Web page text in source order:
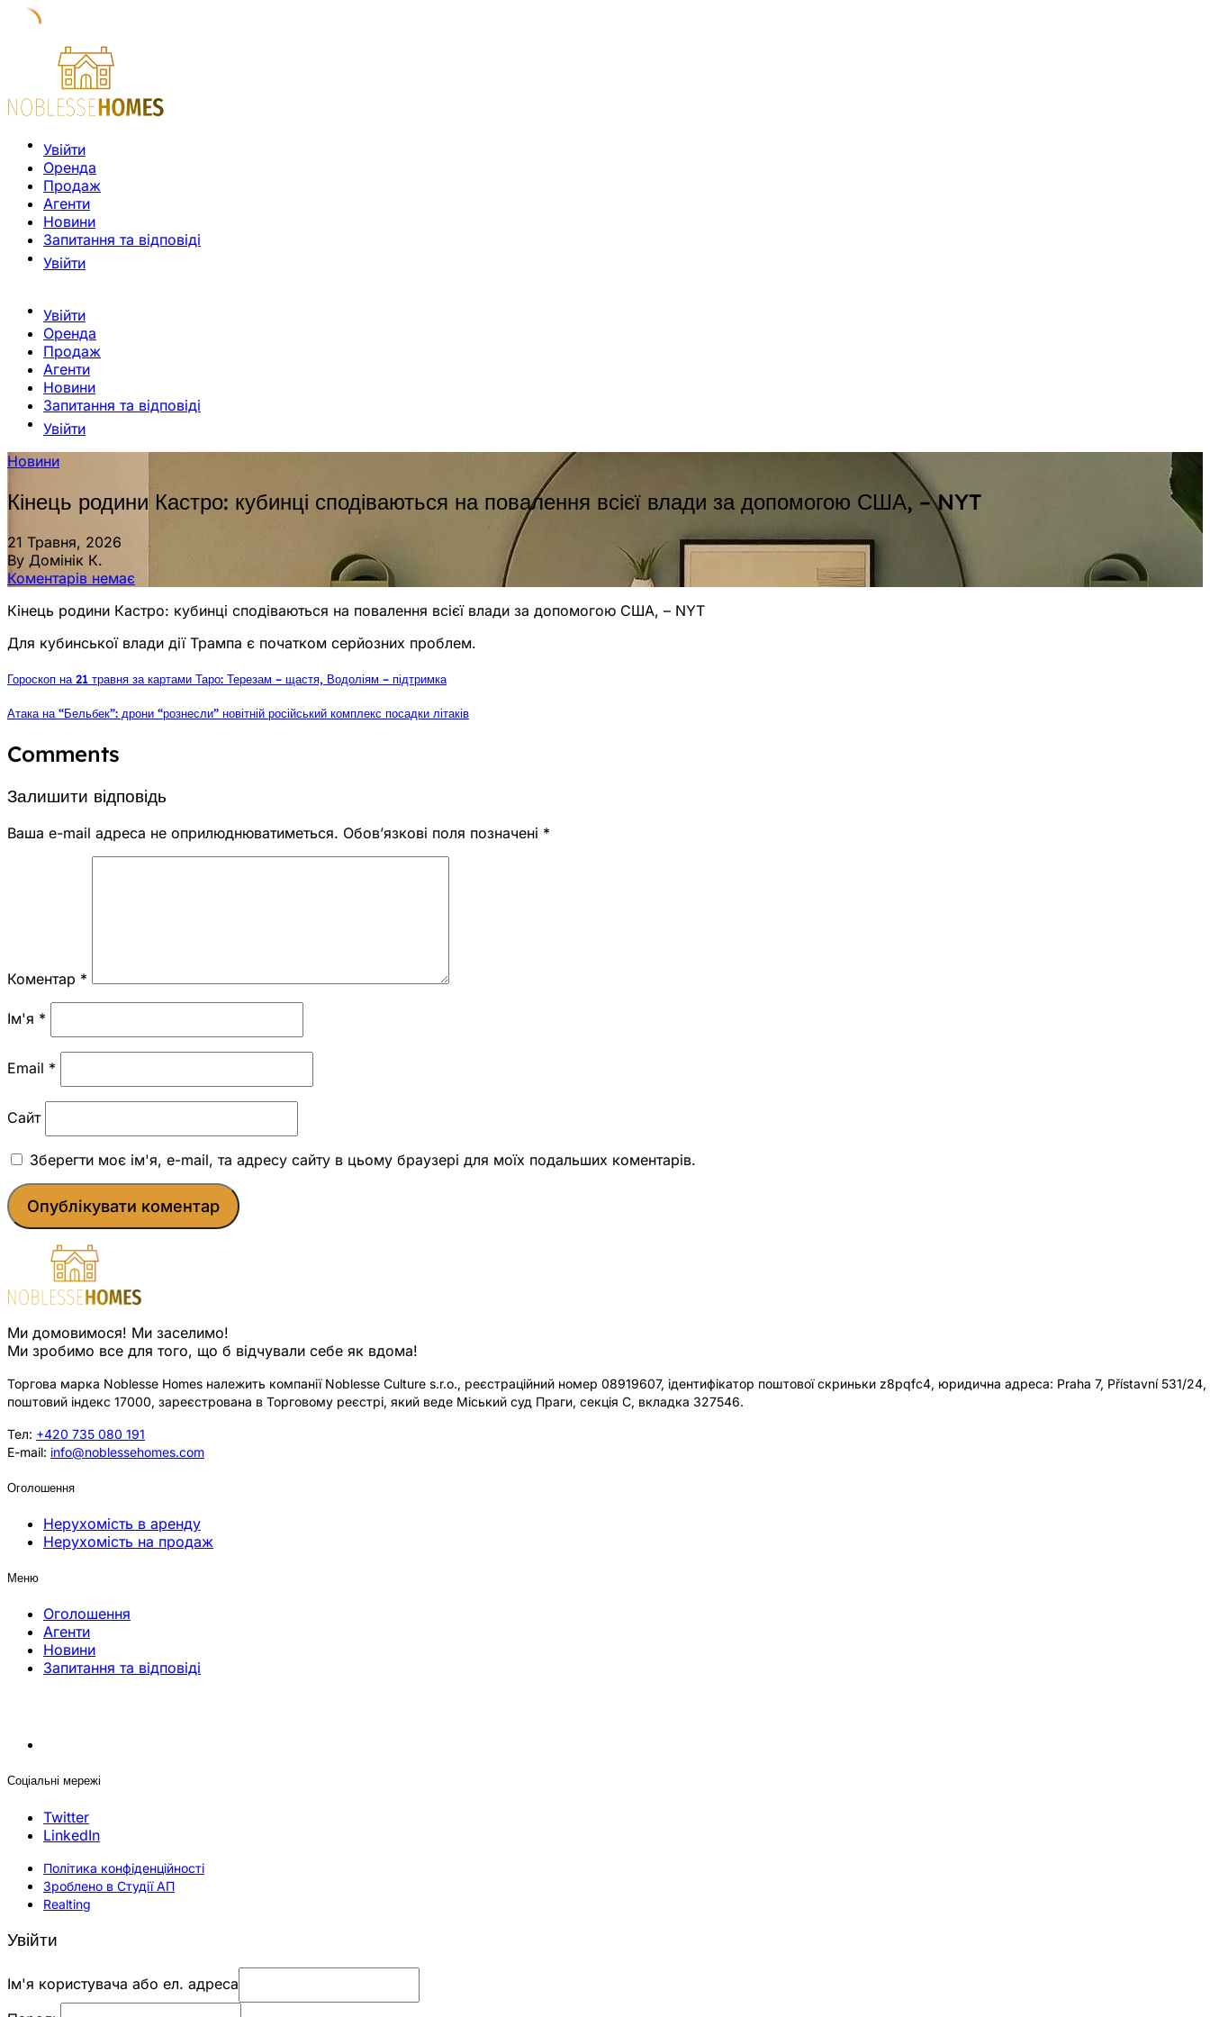
Увійти
Оренда
Продаж
Агенти
Новини
Запитання та відповіді
Увійти
Увійти
Оренда
Продаж
Агенти
Новини
Запитання та відповіді
Увійти
Новини
Кінець родини Кастро: кубинці сподіваються на повалення всієї влади за допомогою США, – NYT
21 Травня, 2026
By Домінік К.
Коментарів немає
Кінець родини Кастро: кубинці сподіваються на повалення всієї влади за допомогою США, – NYT
Для кубинської влади дії Трампа є початком серйозних проблем.
Гороскоп на 21 травня за картами Таро: Терезам – щастя, Водоліям – підтримка
Атака на “Бельбек”: дрони “рознесли” новітній російський комплекс посадки літаків
Comments
Залишити відповідь
Ваша e-mail адреса не оприлюднюватиметься. Обов’язкові поля позначені *
Коментар *
Ім'я *
Email *
Сайт
Зберегти моє ім'я, e-mail, та адресу сайту в цьому браузері для моїх подальших коментарів.
Ми домовимося! Ми заселимо!
Ми зробимо все для того, що б відчували себе як вдома!
Торгова марка Noblesse Homes належить компанії Noblesse Culture s.r.o., реєстраційний номер 08919607, ідентифікатор поштової скриньки z8pqfc4, юридична адреса: Praha 7, Přístavní 531/24,
поштовий індекс 17000, зареєстрована в Торговому реєстрі, який веде Міський суд Праги, секція C, вкладка 327546.
Тел: +420 735 080 191
E-mail: info@noblessehomes.com
Оголошення
Нерухомість в аренду
Нерухомість на продаж
Меню
Оголошення
Агенти
Новини
Запитання та відповіді
Соціальні мережі
Twitter
LinkedIn
Політика конфіденційності
Зроблено в Студії АП
Realting
Увійти
Ім'я користувача або ел. адреса